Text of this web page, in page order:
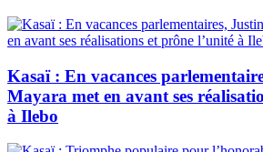
Kasaï : En vacances
Mayara met en avant ses
à Ilebo